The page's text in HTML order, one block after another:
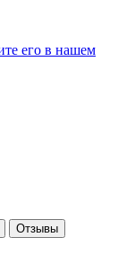
его в нашем
Отзывы